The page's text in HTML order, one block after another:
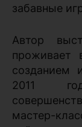
забавные
Автор
проживает
созданием
2011
мастер-